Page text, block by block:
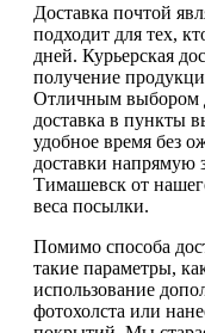
Доставка почтой
подходит для тех,
дней. Курьерская
получение
Отличным выбором
доставка в пункты
удобное время без
доставки напрямую
Тимашевск от
веса посылки.
Помимо способа
такие параметры,
использование
фотохолста или